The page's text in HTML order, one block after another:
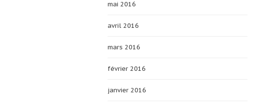
mai 2016
avril 2016
mars 2016
février 2016
janvier 2016